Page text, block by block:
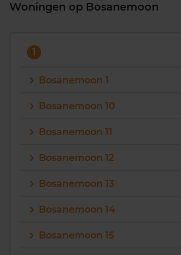
Maandag t/m vrijdag - 08:00 -18:00
Woningen op Bosanemoon
1
Bosanemoon 1
Bosanemoon 10
Bosanemoon 11
Bosanemoon 12
Bosanemoon 13
Bosanemoon 14
Bosanemoon 15